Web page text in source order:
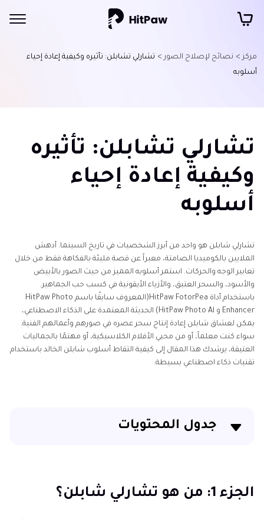
مركز > نصائح لإصلاح الصور > تشارلي تشابلن: تأثيره وكيفية إعادة إحياء
أسلوبه
تشارلي تشابلن: تأثيره
وكيفية إعادة إحياء
أسلوبه
تشارلي شابلن هو واحد من أبرز الشخصيات في تاريخ السينما. أدهش
الملايين بالكوميديا الصامتة، معبراً عن قصة مليئة بالفكاهة فقط من خلال
تعابير الوجه والحركات. استمر أسلوبه المميز من حيث الصور بالأبيض
والأسود، والسحر العتيق، والأزياء الأيقونية في كسب حب الجماهير.
باستخدام أداة HitPaw FotorPea(المعروف سابقًا باسم HitPaw Photo
Enhancer و HitPaw Photo Al) الحديثة المعتمدة على الذكاء الاصطناعي،
يمكن لعشاق شابلن إعادة إنتاج سحر عصره في صورهم وأعمالهم الفنية.
سواء كنت معلماً، أو من محبي الأفلام الكلاسيكية، أو مهتمًا بالجماليات
العتيقة، يرشدك هذا المقال إلى كيفية التقاط أسلوب شابلن الخالد باستخدام
تقنيات ذكاء اصطناعي بسيطة.
جدول المحتويات
الجزء 2: تطور أسلوب تشارلي شابلن البصري
الجزء 1: من هو تشارلي شابلن؟